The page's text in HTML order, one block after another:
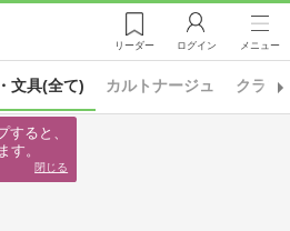
リーダー ログイン メニュー
文具(全て) カルトナージュ クラフ
すると、
す。
閉じる